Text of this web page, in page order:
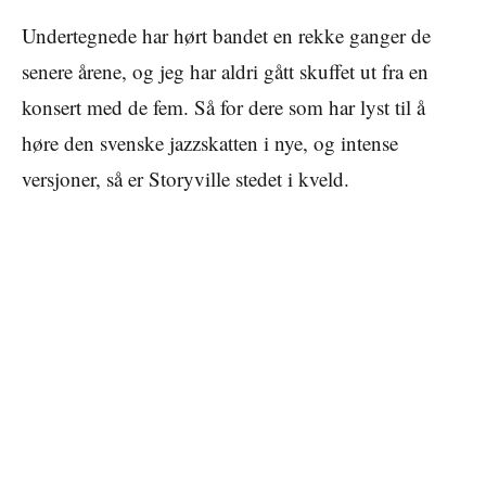
Undertegnede har hørt bandet en rekke ganger de
senere årene, og jeg har aldri gått skuffet ut fra en
konsert med de fem. Så for dere som har lyst til å
høre den svenske jazzskatten i nye, og intense
versjoner, så er Storyville stedet i kveld.